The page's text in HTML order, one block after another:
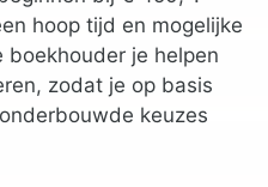
hoop tijd en mogelijke
je helpen
zodat je op basis
keuzes